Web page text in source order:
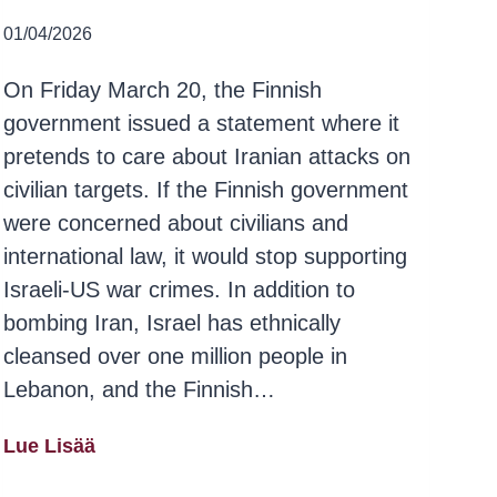
01/04/2026
On Friday March 20, the Finnish
government issued a statement where it
pretends to care about Iranian attacks on
civilian targets. If the Finnish government
were concerned about civilians and
international law, it would stop supporting
Israeli-US war crimes. In addition to
bombing Iran, Israel has ethnically
cleansed over one million people in
Lebanon, and the Finnish…
Lue Lisää